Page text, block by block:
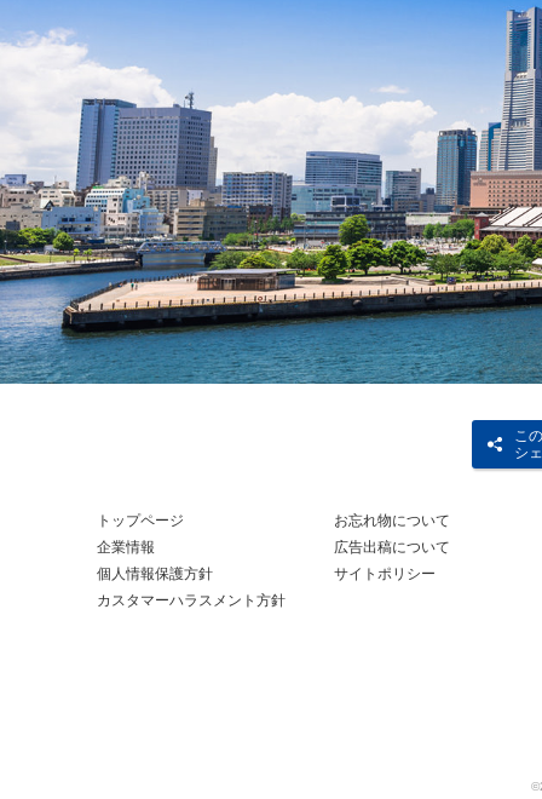
こ
シ
トップページ
お忘れ物について
企業情報
広告出稿について
個人情報保護方針
サイトポリシー
カスタマーハラスメント方針